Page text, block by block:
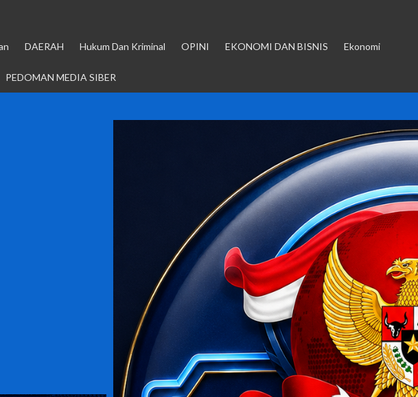
DAERAH Hukum Dan Kriminal OPINI EKONOMI DAN BISNIS Ekonomi
PEDOMAN MEDIA SIBER